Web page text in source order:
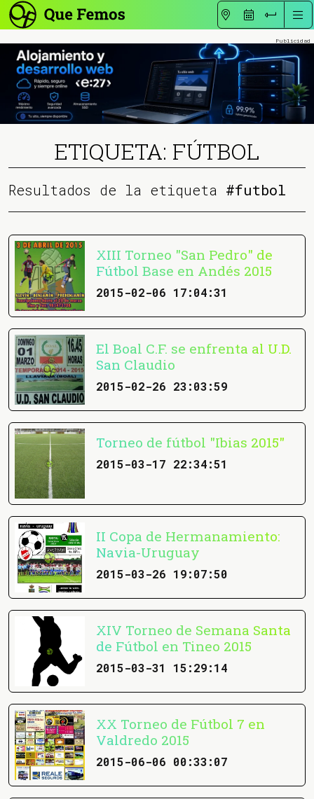
ETIQUETA: FÚTBOL
Resultados de la etiqueta #futbol
XIII Torneo "San Pedro" de
Fútbol Base en Andés 2015
2015-02-06 17:04:31
El Boal C.F. se enfrenta al U.D.
San Claudio
2015-02-26 23:03:59
Torneo de fútbol "Ibias 2015"
2015-03-17 22:34:51
II Copa de Hermanamiento:
Navia-Uruguay
2015-03-26 19:07:50
XIV Torneo de Semana Santa
de Fútbol en Tineo 2015
2015-03-31 15:29:14
XX Torneo de Fútbol 7 en
Valdredo 2015
2015-06-06 00:33:07